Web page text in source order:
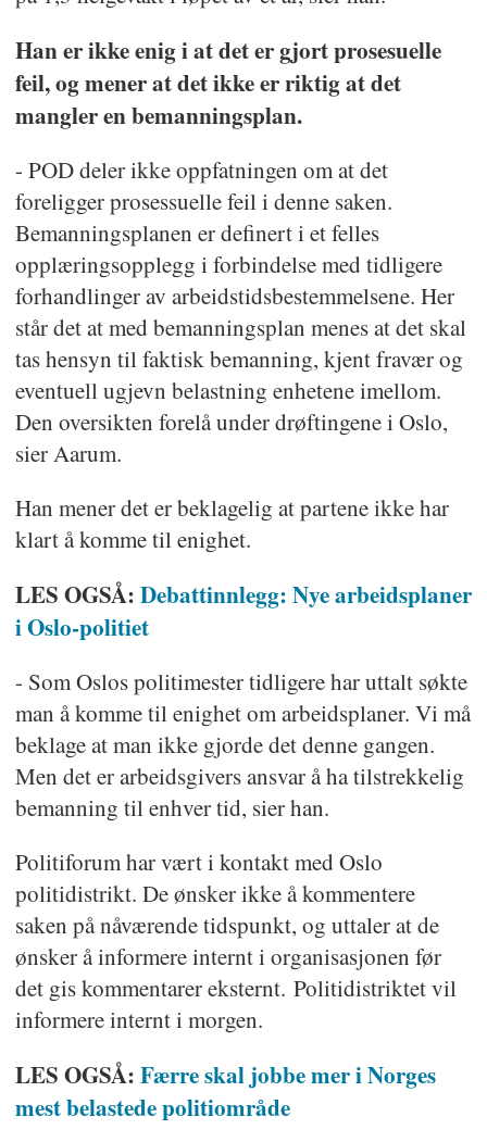
Han er ikke enig i at det er gjort prosesuelle
feil, og mener at det ikke er riktig at det
mangler en bemanningsplan.
- POD deler ikke oppfatningen om at det
foreligger prosessuelle feil i denne saken.
Bemanningsplanen er definert i et felles
opplæringsopplegg i forbindelse med tidligere
forhandlinger av arbeidstidsbestemmelsene. Her
står det at med bemanningsplan menes at det skal
tas hensyn til faktisk bemanning, kjent fravær og
eventuell ugjevn belastning enhetene imellom.
Den oversikten forelå under drøftingene i Oslo,
sier Aarum.
Han mener det er beklagelig at partene ikke har
klart å komme til enighet.
LES OGSÅ:Debattinnlegg: Nye arbeidsplaner
i Oslo-politiet
- Som Oslos politimester tidligere har uttalt søkte
man å komme til enighet om arbeidsplaner. Vi må
beklage at man ikke gjorde det denne gangen.
Men det er arbeidsgivers ansvar å ha tilstrekkelig
bemanning til enhver tid, sier han.
Politiforum har vært i kontakt med Oslo
politidistrikt. De ønsker ikke å kommentere
saken på nåværende tidspunkt, og uttaler at de
ønsker å informere internt i organisasjonen før
det gis kommentarer eksternt. Politidistriktet vil
informere internt i morgen.
LES OGSÅ:Færre skal jobbe mer i Norges
mest belastede politiområde